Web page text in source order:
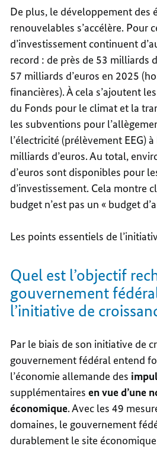
De plus, le développement des
renouvelables s’accélère. Pour
d’investissement continuent
record : de près de 53 milliards
57 milliards d’euros en 2025
financières). À cela s’ajoutent
du Fonds pour le climat et la
les subventions pour
l’électricité (prélèvement EEG)
milliards d’euros. Au total,
d’euros sont disponibles pour
d’investissement. Cela montre
budget n’est pas un « budget
Les points essentiels de
Quel est l’objectif
gouvernement
l’initiative de
Par le biais de son initiative de
gouvernement fédéral entend
l’économie allemande des
supplémentairesen vue d’une
économique. Avec les 49
domaines, le gouvernement
durablement le site